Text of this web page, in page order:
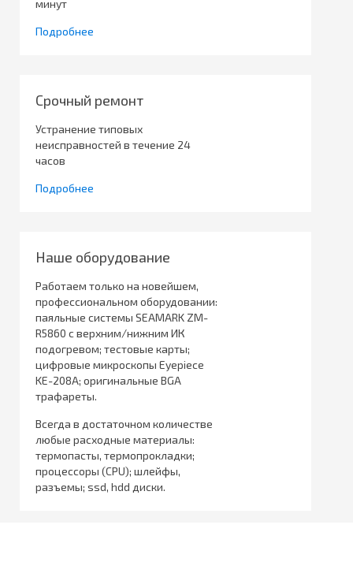
минут
Подробнее
Срочный ремонт
Устранение типовых
неисправностей в течение 24
часов
Подробнее
Наше оборудование
Работаем только на новейшем,
профессиональном оборудовании:
паяльные системы SEAMARK ZM-
R5860 с верхним/нижним ИК
подогревом; тестовые карты;
цифровые микроскопы Eyepiece
KE-208A; оригинальные BGA
трафареты.
Всегда в достаточном количестве
любые расходные материалы:
термопасты, термопрокладки;
процессоры (CPU); шлейфы,
разъемы; ssd, hdd диски.